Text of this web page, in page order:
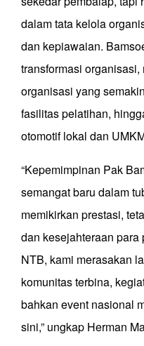
dalam tata kelola
dan kepiawaian.
transformasi
organisasi yang
fasilitas pelatihan,
otomotif lokal dan
“Kepemimpinan Pak
semangat baru dalam
memikirkan prestasi,
dan kesejahteraan para
NTB, kami merasakan
komunitas terbina,
bahkan event nasional
sini,” ungkap Herman